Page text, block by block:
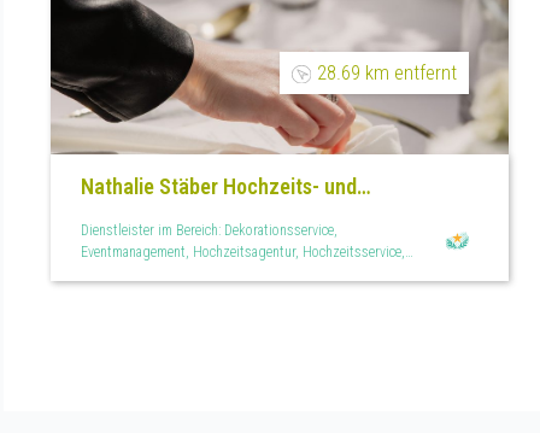
28.69 km entfernt
Nathalie Stäber Hochzeits- und
Eventplanung
Dienstleister im Bereich: Dekorationsservice,
Eventmanagement, Hochzeitsagentur, Hochzeitsservice,